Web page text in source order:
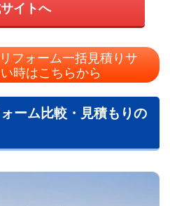
イトへ
フォーム一括見積りサ
時はこちらから
ーム比較・見積もりの